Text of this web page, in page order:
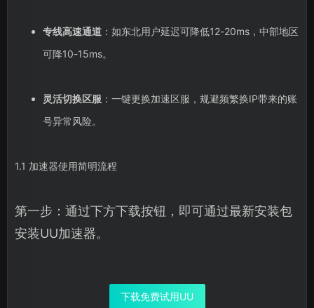
专线高速通道：如东北用户延迟可降低12-20ms，中部地区
可降10-15ms。
灵活切换区服：一键更换加速区服，规避频繁换IP带来的账
号异常风险。
1.1 加速器使用简明流程
第一步：通过下方下载按钮，即可通过最新安装包
安装UU加速器。
下载免费试用UU